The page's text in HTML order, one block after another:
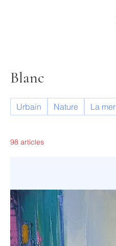
Blanc
Urbain Nature La mer
98 articles